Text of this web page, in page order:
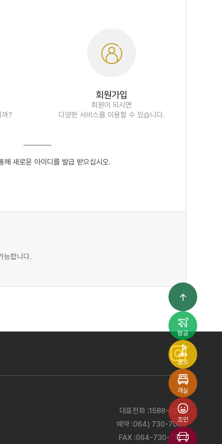
항공
골프
객실
조인
까?
회원가입
회원이 되시면
다양한 서비스를 이용할 수 있습니다.
해 새로운 아이디를 발급 받으십시오.
능합니다.
대표전화 :1588-7208
예약 :064) 730-7000
FAX :064-730-7019